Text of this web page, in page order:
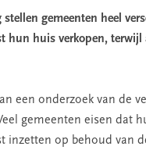
gemeenten heel
hun huis verkopen,
een onderzoek van de
gemeenten eisen dat
op behoud van